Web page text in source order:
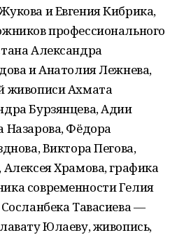
и Евгения Кибрика,
профессионального
Александра
и Анатолия Лежнева,
живописи Ахмата
Бурзянцева, Адии
Назарова, Фёдора
Виктора Пегова,
Храмова, графика
современности Гелия
Тавасиева —
Юлаеву, живопись,